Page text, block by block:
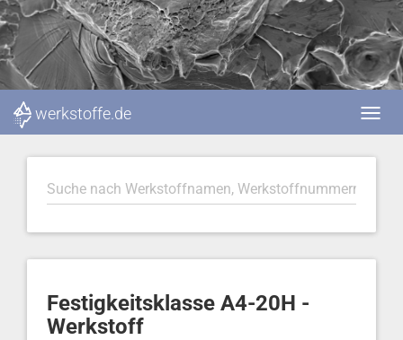
werkstoffe.de
Festigkeitsklasse A4-20H -
Werkstoff